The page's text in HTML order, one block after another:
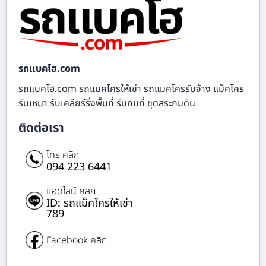
รถแบคโฮ.com
รถแบคโฮ.com รถแมคโครให้เช่า รถแมคโครรับจ้าง แม็คโคร
รับเหมา รับเคลียร์ริ่งพื้นที่ รับถมที่ ขุดสระถมดิน
ติดต่อเรา
โทร คลิก
094 223 6441
แอดไลน์ คลิก
ID: รถแม็คโครให้เช่า
789
Facebook คลิก